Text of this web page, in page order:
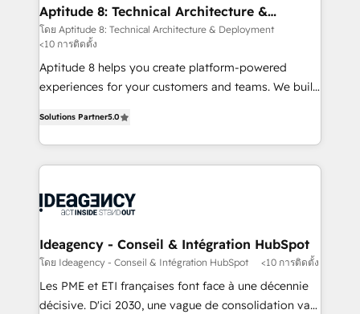
➤ L’intégration de CRM et de méthodologie RevOps
pour aligner les équipes marketing, commerciales et
support client (data migration, synchronisation API,
audit et maintenance) ➤ La création de sites internet
de conversion qui transforment les visiteurs en
stratégies d'acquisition marketing (SEO, SEA,
inbound, automatisation marketing, ABM, IA,
emailing) Informations clés : - 10 ans d'expérience -
experts conseil - 150 certifications HubSpot
Aptitude 8: Technical Architecture &
Deployment
โดย Aptitude 8: Technical Architecture & Deployment
<10 การติดตั้ง
Aptitude 8 helps you create platform-powered
experiences for your customers and teams. We build
across your entire tech stack. Aptitude 8 is trusted
by top brands such as Lenovo, Bluetooth,
International Sports Sciences Association, SXSW,
Randstad, Uber Freight, and HubSpot itself. We have
partner and expertise across operational strategy,
business-first process building, system integration,
custom development, and extensibility. When you
work with Aptitude 8, you get a team – not an
Solutions Partner5.0
Ideagency - Conseil & Intégration HubSpot
โดย Ideagency - Conseil & Intégration HubSpot <10 การติดตั้ง
Les PME et ETI françaises font face à une décennie
décisive. D'ici 2030, une vague de consolidation va